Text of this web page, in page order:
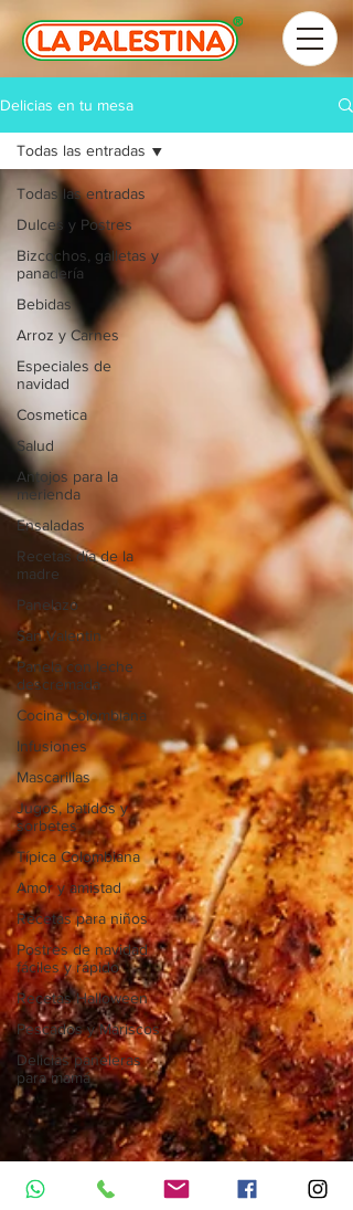
Delicias en tu mesa
Todas las entradas
Dulces y Postres
Bizcochos, galletas y
panadería
Bebidas
Arroz y Carnes
Especiales de
navidad
Cosmetica
Salud
Antojos para la
merienda
Ensaladas
Recetas día de la
madre
Panelazo
San Valentin
Panela con leche
descremada
Cocina Colombiana
Infusiones
Mascarillas
Jugos, batidos y
sorbetes
Típica Colombiana
Amor y amistad
Recetas para niños
Postres de navidad
fáciles y rápido
Recetas Halloween
Pescados y Mariscos
Delicias paneleras
para mamá
Todas las entradas